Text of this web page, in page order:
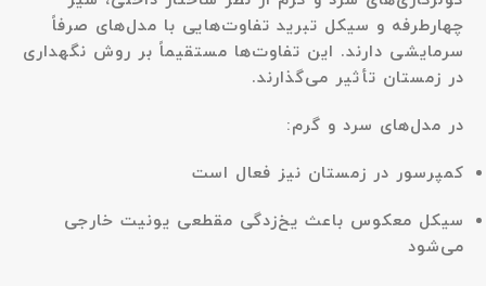
چهارطرفه و سیکل تبرید تفاوت‌هایی با مدل‌های صرفاً
سرمایشی دارند. این تفاوت‌ها مستقیماً بر روش نگهداری
در زمستان تأثیر می‌گذارند.
در مدل‌های سرد و گرم:
کمپرسور در زمستان نیز فعال است
سیکل معکوس باعث یخ‌زدگی مقطعی یونیت خارجی
می‌شود